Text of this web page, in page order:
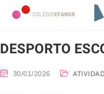
DESPORTO
30/01/2026